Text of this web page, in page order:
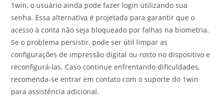
1win, o usuário ainda pode fazer login utilizando sua
senha. Essa alternativa é projetada para garantir que o
acesso à conta não seja bloqueado por falhas na biometria.
Se o problema persistir, pode ser útil limpar as
configurações de impressão digital ou rosto no dispositivo e
reconfigurá-las. Caso continue enfrentando dificuldades,
recomenda-se entrar em contato com o suporte do 1win
para assistência adicional.